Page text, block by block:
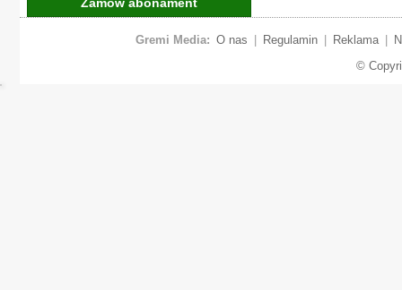
Gremi Media: O nas Regulamin Reklama
©